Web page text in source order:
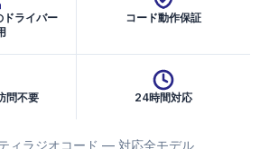
ライバー
コード動作保証
問不要 24時間対応
ィラジオコード — 対応全モデル